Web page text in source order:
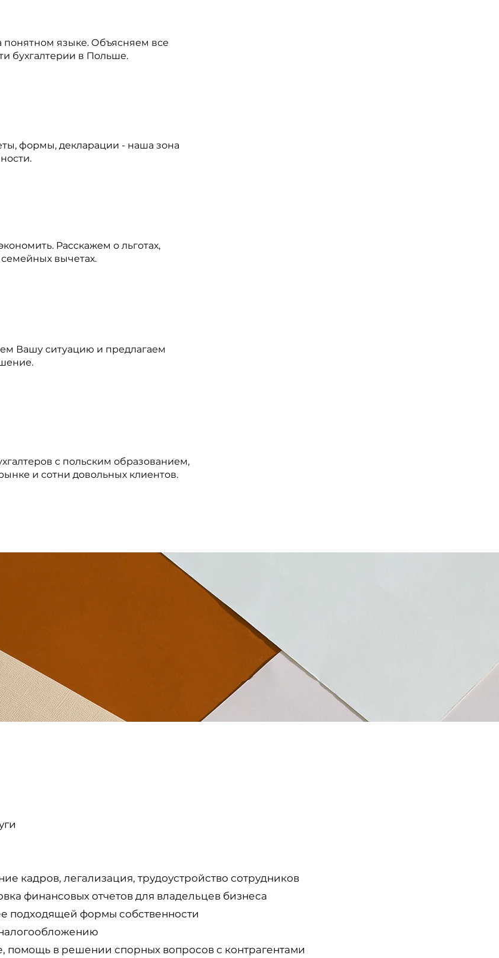
понятном языке. Объясняем все
бухгалтерии в Польше.
формы, декларации - наша зона
Расскажем о льготах,
вычетах.
Вашу ситуацию и предлагаем
с польским образованием,
и сотни довольных клиентов.
кадров, легализация, трудоустройство сотрудников
финансовых отчетов для владельцев бизнеса
подходящей формы собственности
помощь в решении спорных вопросов с контрагентами